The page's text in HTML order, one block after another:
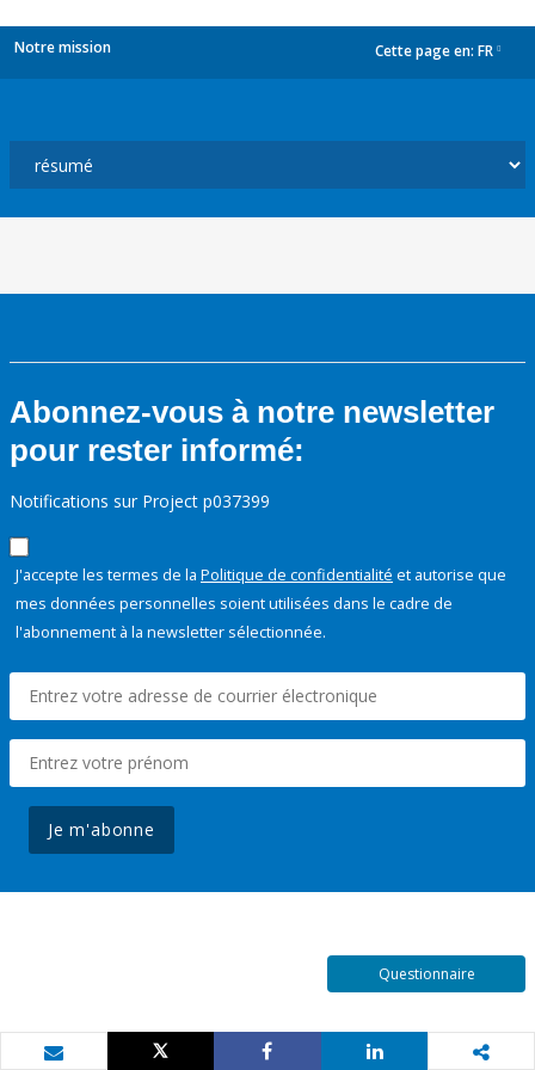
Notre mission Cette page en: FR
Abonnez-vous à notre newsletter
pour rester informé:
Notifications sur Project p037399
J'accepte les termes de la Politique de confidentialité et autorise que
mes données personnelles soient utilisées dans le cadre de
l'abonnement à la newsletter sélectionnée.
Je m'abonne
Questionnaire